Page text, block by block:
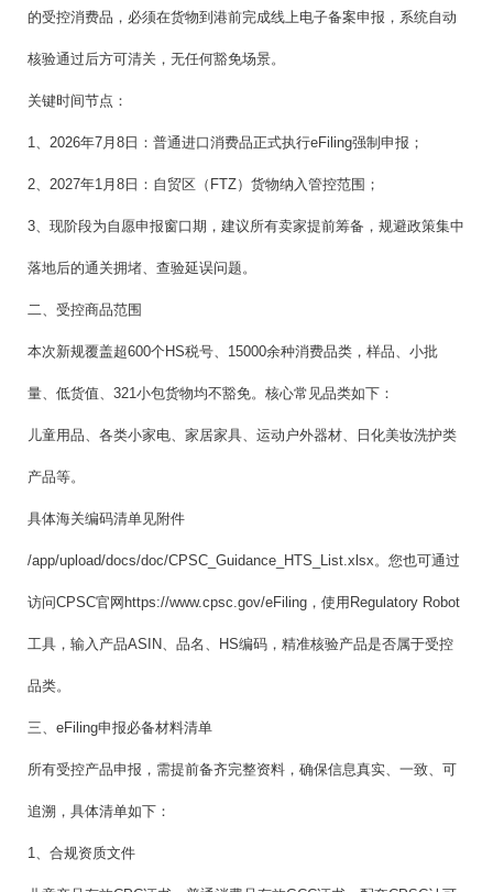
的受控消费品，必须在货物到港前完成线上电子备案申报，系统自动
核验通过后方可清关，无任何豁免场景。
关键时间节点：
1、2026年7月8日：普通进口消费品正式执行eFiling强制申报；
2、2027年1月8日：自贸区（FTZ）货物纳入管控范围；
3、现阶段为自愿申报窗口期，建议所有卖家提前筹备，规避政策集中
落地后的通关拥堵、查验延误问题。
二、受控商品范围
本次新规覆盖超600个HS税号、15000余种消费品类，样品、小批
量、低货值、321小包货物均不豁免。核心常见品类如下：
儿童用品、各类小家电、家居家具、运动户外器材、日化美妆洗护类
产品等。
具体海关编码清单见附件
/app/upload/docs/doc/CPSC_Guidance_HTS_List.xlsx 。您也可通过
访问CPSC官网https://www.cpsc.gov/eFiling ，使用Regulatory Robot
工具，输入产品ASIN、品名、HS编码，精准核验产品是否属于受控
品类。
三、eFiling申报必备材料清单
所有受控产品申报，需提前备齐完整资料，确保信息真实、一致、可
追溯，具体清单如下：
1、合规资质文件